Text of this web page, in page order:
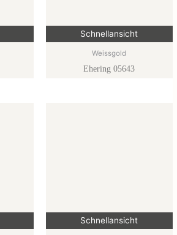
Schnellansicht
Weissgold
Ehering 05643
Schnellansicht